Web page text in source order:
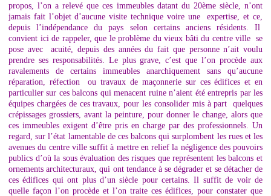
propos, l’on a relevé que ces immeubles datant du 20ème siècle, n’ont
jamais fait l’objet d’aucune visite technique voire une expertise, et ce,
depuis l’indépendance du pays selon certains anciens résidents. Il
convient ici de rappeler, que le problème du vieux bâti du centre ville se
pose avec acuité, depuis des années du fait que personne n’ait voulu
prendre ses responsabilités. Le plus grave, c’est que l’on procède aux
ravalements de certains immeubles anarchiquement sans qu’aucune
réparation, réfection ou travaux de maçonnerie sur ces édifices et en
particulier sur ces balcons qui menacent ruine n’aient été entrepris par les
équipes chargées de ces travaux, pour les consolider mis à part quelques
crépissages grossiers, avant la peinture, pour donner le change, alors que
ces immeubles exigent d’être pris en charge par des professionnels. Un
regard, sur l’état lamentable de ces balcons qui surplombent les rues et les
avenues du centre ville suffit à mettre en relief la négligence des pouvoirs
publics d’où la sous évaluation des risques que représentent les balcons et
ornements architecturaux, qui ont tendance à se dégrader et se détacher de
ces édifices qui ont plus d’un siècle pour certains. Il suffit de voir de
quelle façon l’on procède et l’on traite ces édifices, pour constater que